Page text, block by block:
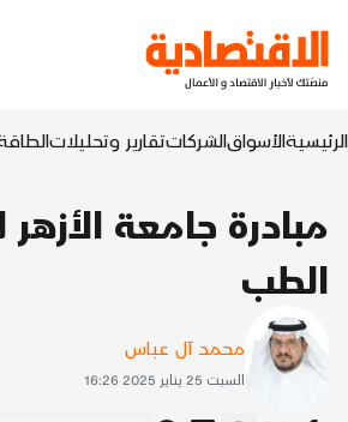
الرئيسيةالأسواقالشركاتتقارير وتحليلات
مبادرة جامعة
الطب
محمد آل عباس
السبت 25 يناير 2025 16:26